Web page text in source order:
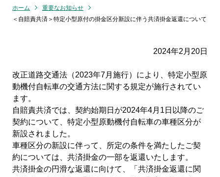
ホーム
重要なお知らせ
＜自賠責共済＞特定小型原付の掛金区分新設に伴う共済掛金返還について
2024年2月20日
改正道路交通法（2023年7月施行）により、特定小型原
動機付自転車の交通方法に関する規定が施行されてい
ます。
自賠責共済では、契約始期日が2024年4月1日以降のご
契約について、特定小型原動機付自転車の車種区分が
新設されました。
車種区分の新設に伴って、所定の条件を満たしたご契
約については、共済掛金の一部を返還いたします。
共済掛金の円滑な返還に向けて、「共済掛金返還に関